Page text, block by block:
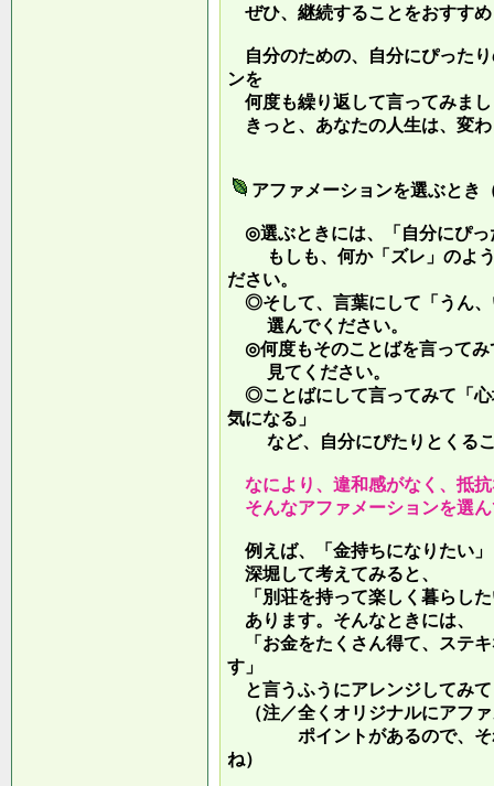
ぜひ、継続することをおすす
自分のための、自分にぴった
ンを
何度も繰り返して言ってみま
きっと、あなたの人生は、変
アファメーションを選ぶとき
◎選ぶときには、「自分にぴっ
もしも、何か「ズレ」のよう
ださい。
◎そして、言葉にして「うん、
選んでください。
◎何度もそのことばを言ってみ
見てください。
◎ことばにして言ってみて「心
気になる」
など、自分にぴたりとくるこ
なにより、違和感がなく、抵
そんなアファメーションを選
例えば、「金持ちになりたい
深堀して考えてみると、
「別荘を持って楽しく暮らし
あります。そんなときには、
「お金をたくさん得て、ステ
す」
と言うふうにアレンジしてみ
（注／全くオリジナルにアフ
ポイントがあるので、それ
ね）